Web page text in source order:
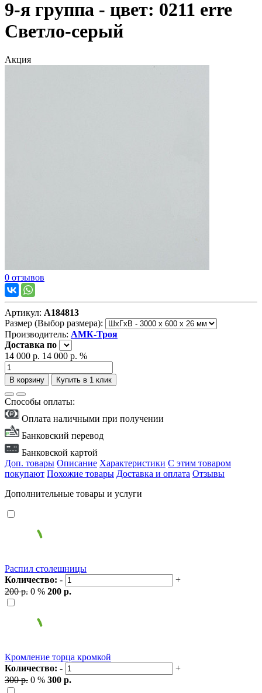
9-я группа - цвет: 0211 erre
Светло-серый
Акция
0 отзывов
Артикул: А184813
Размер (Выбор размера):
Производитель: АМК-Троя
Доставка по
14 000 р. 14 000 р. %
В корзину Купить в 1 клик
Способы оплаты:
Оплата наличными при получении
Банковский перевод
Банковской картой
Доп. товары Описание Характеристики С этим товаром
покупают Похожие товары Доставка и оплата Отзывы
Дополнительные товары и услуги
Распил столешницы
Количество: -
+
200 р. 0 % 200 р.
Кромление торца кромкой
Количество: -
+
300 р. 0 % 300 р.